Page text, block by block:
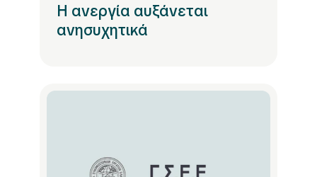
Η ανεργία αυξάνεται
ανησυχητικά